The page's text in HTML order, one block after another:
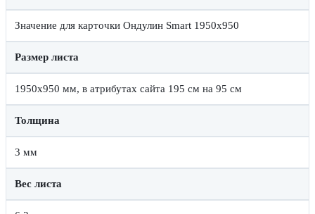
Значение для карточки Ондулин Smart 1950х950
Размер листа
1950х950 мм, в атрибутах сайта 195 см на 95 см
Толщина
3 мм
Вес листа